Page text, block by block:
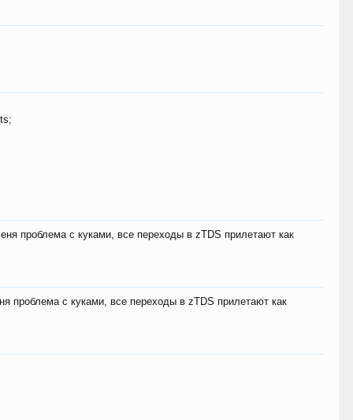
проблема с куками, все переходы в zTDS прилетают как
проблема с куками, все переходы в zTDS прилетают как